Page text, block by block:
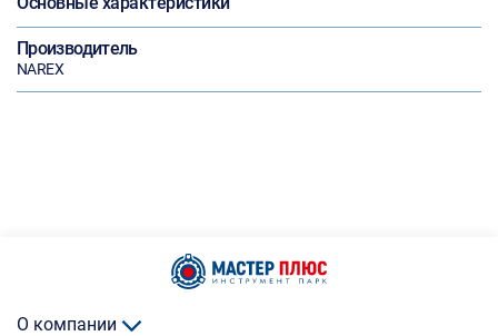
Производитель
NAREX
О компании